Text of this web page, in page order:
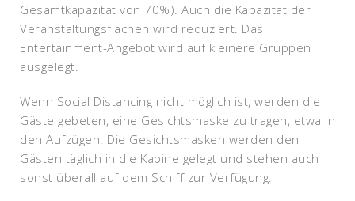
Gesamtkapazität von 70%). Auch die Kapazität der
Veranstaltungsflächen wird reduziert. Das
Entertainment-Angebot wird auf kleinere Gruppen
ausgelegt.
Wenn Social Distancing nicht möglich ist, werden die
Gäste gebeten, eine Gesichtsmaske zu tragen, etwa in
den Aufzügen. Die Gesichtsmasken werden den
Gästen täglich in die Kabine gelegt und stehen auch
sonst überall auf dem Schiff zur Verfügung.